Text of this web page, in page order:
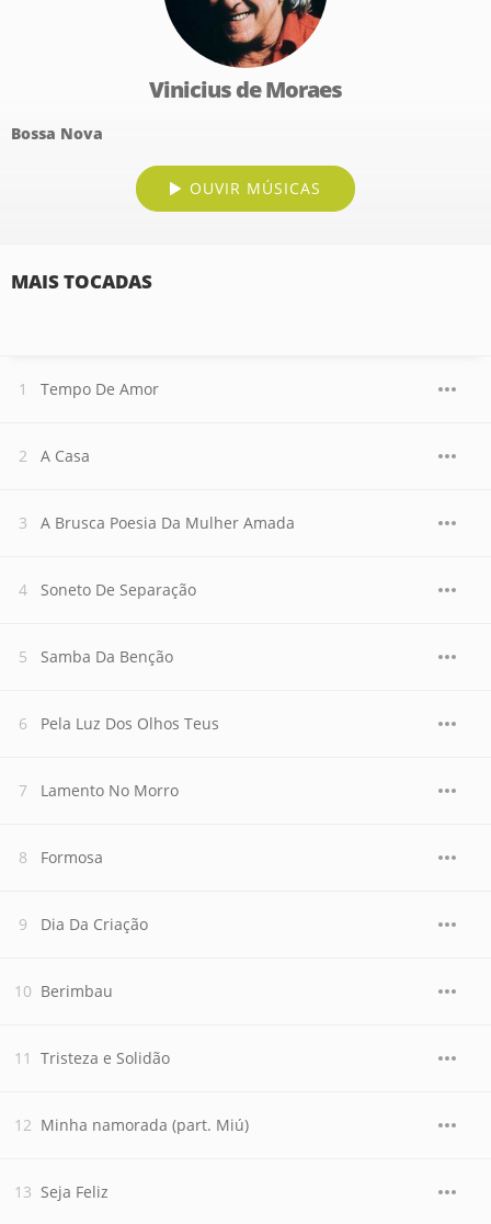
Vinicius de Moraes
Bossa Nova
OUVIR MÚSICAS
MAIS TOCADAS
Tempo De Amor
A Casa
A Brusca Poesia Da Mulher Amada
Soneto De Separação
Samba Da Benção
Pela Luz Dos Olhos Teus
Lamento No Morro
Formosa
Dia Da Criação
Berimbau
Tristeza e Solidão
Minha namorada (part. Miú)
Seja Feliz